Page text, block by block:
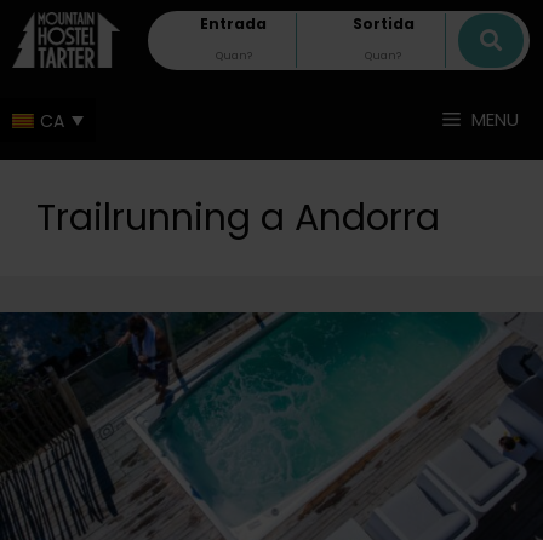
Entrada Sortida
MENU
Trailrunning a Andorra